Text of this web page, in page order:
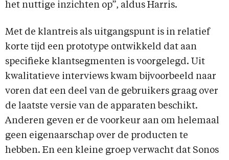
het nuttige inzichten op”, aldus Harris.
Met de klantreis als uitgangspunt is in relatief
korte tijd een prototype ontwikkeld dat aan
specifieke klantsegmenten is voorgelegd. Uit
kwalitatieve interviews kwam bijvoorbeeld naar
voren dat een deel van de gebruikers graag over
de laatste versie van de apparaten beschikt.
Anderen geven er de voorkeur aan om helemaal
geen eigenaarschap over de producten te
hebben. En een kleine groep verwacht dat Sonos